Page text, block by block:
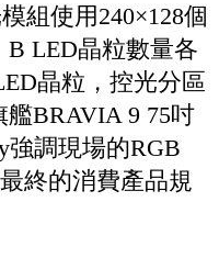
組使用240×128個
LED晶粒數量各
晶粒，控光分區
BRAVIA 9 75吋
強調現場的RGB
終的消費產品規